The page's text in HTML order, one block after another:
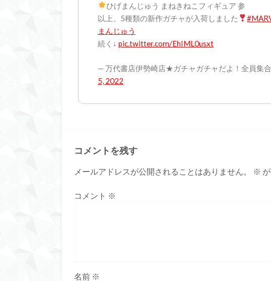
ひげまんじゅう まねきねこフィギュア 参
以上、5種類の新作ガチャが入荷しました
まんじゅう
続く↓ pic.twitter.com/EhIML0usxt
— 万代書店伊勢崎店★ガチャガチャだよ！全員集合
5, 2022
コメントを残す
メールアドレスが公開されることはありません。 ※
コメント ※
名前 ※